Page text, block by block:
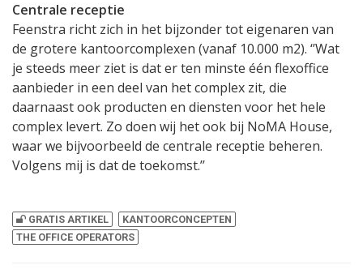
Centrale receptie
Feenstra richt zich in het bijzonder tot eigenaren van
de grotere kantoorcomplexen (vanaf 10.000 m2). ‘’Wat
je steeds meer ziet is dat er ten minste één flexoffice
aanbieder in een deel van het complex zit, die
daarnaast ook producten en diensten voor het hele
complex levert. Zo doen wij het ook bij NoMA House,
waar we bijvoorbeeld de centrale receptie beheren.
Volgens mij is dat de toekomst.’’
GRATIS ARTIKEL
KANTOORCONCEPTEN
THE OFFICE OPERATORS